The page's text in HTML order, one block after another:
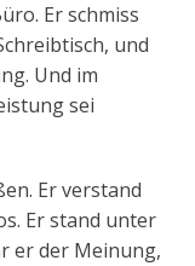
Er schmiss
und
Und im
sei
Er verstand
Er stand unter
er der Meinung,